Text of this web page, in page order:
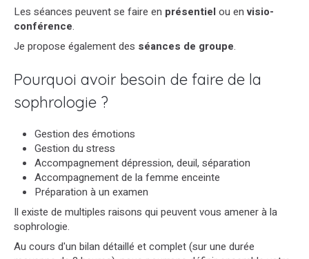
Les séances peuvent se faire en présentielou envisio-
conférence.
Je propose également des séances de groupe.
Pourquoi avoir besoin de faire de la
sophrologie ?
Gestion des émotions
Gestion du stress
Accompagnement dépression, deuil, séparation
Accompagnement de la femme enceinte
Préparation à un examen
Il existe de multiples raisons qui peuvent vous amener à la
sophrologie.
Au cours d'un bilan détaillé et complet (sur une durée